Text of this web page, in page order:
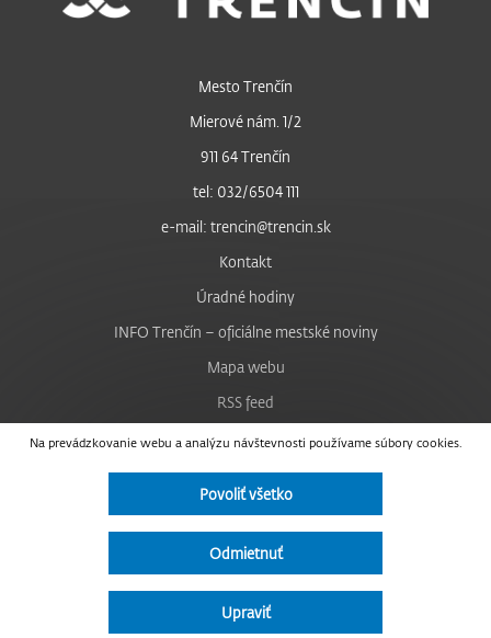
Na prevádzkovanie webu a analýzu návštevnosti používame súbory cookies.
Povoliť všetko
Odmietnuť
Upraviť
Mesto Trenčín
Mierové nám. 1/2
911 64 Trenčín
tel: 032/6504 111
e-mail: trencin@trencin.sk
Kontakt
Úradné hodiny
INFO Trenčín – oficiálne mestské noviny
Mapa webu
RSS feed
Nastavenie cookies
Facebook
Instagram
Vyhlásenie o prístupnosti